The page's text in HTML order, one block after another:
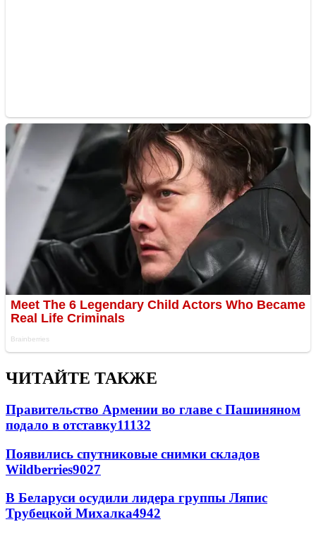
ЧИТАЙТЕ ТАКЖЕ
Правительство Армении во главе с Пашиняном
подало в отставку11132
Появились спутниковые снимки складов
Wildberries9027
В Беларуси осудили лидера группы Ляпис
Трубецкой Михалка4942